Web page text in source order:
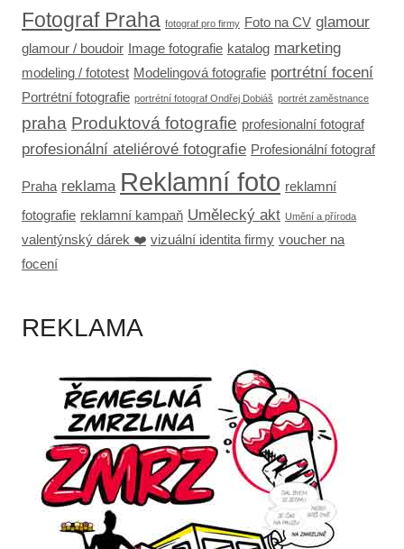
Fotograf Praha fotograf pro firmy Foto na CV glamour
glamour / boudoir Image fotografie katalog marketing
modeling / fototest Modelingová fotografie portrétní focení
Portrétní fotografie portrétní fotograf Ondřej Dobiáš portrét zaměstnance
praha Produktová fotografie profesionalní fotograf
profesionální ateliérové fotografie Profesionální fotograf
Praha reklama Reklamní foto reklamní
fotografie reklamní kampaň Umělecký akt Umění a příroda
valentýnský dárek ❤️ vizuální identita firmy voucher na
focení
REKLAMA